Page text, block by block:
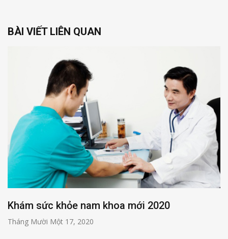
BÀI VIẾT LIÊN QUAN
Khám sức khỏe nam khoa mới 2020
Tháng Mười Một 17, 2020